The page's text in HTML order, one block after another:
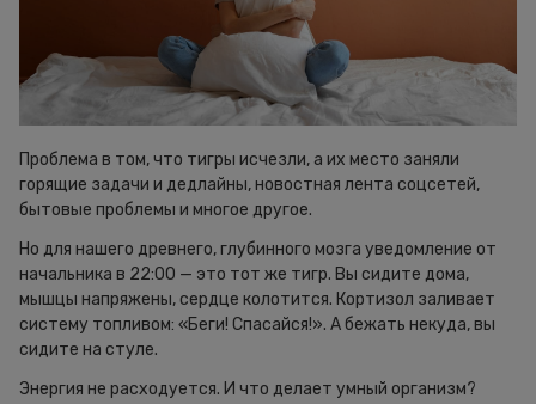
Проблема в том, что тигры исчезли, а их место заняли
горящие задачи и дедлайны, новостная лента соцсетей,
бытовые проблемы и многое другое.
Но для нашего древнего, глубинного мозга уведомление от
начальника в 22:00 — это тот же тигр. Вы сидите дома,
мышцы напряжены, сердце колотится. Кортизол заливает
систему топливом: «Беги! Спасайся!». А бежать некуда, вы
сидите на стуле.
Энергия не расходуется. И что делает умный организм?